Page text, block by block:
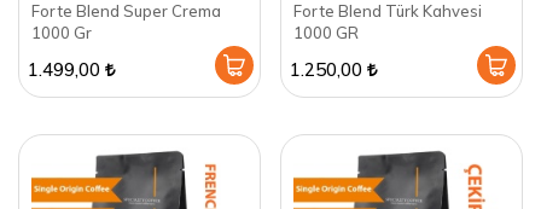
Forte Blend Super Crema
1000 Gr
1.499,00
Forte Blend Türk Kahvesi
1000 GR
1.250,00